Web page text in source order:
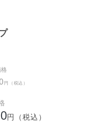
円（税込）
円（税込）